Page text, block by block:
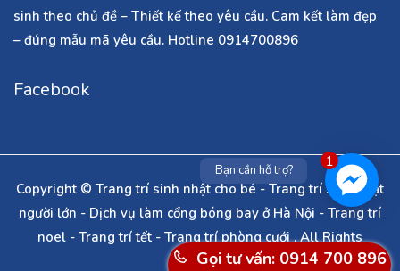
sinh theo chủ đề – Thiết kế theo yêu cầu. Cam kết làm đẹp
– đúng mẫu mã yêu cầu. Hotline 0914700896
Facebook
Copyright © Trang trí sinh nhật cho bé - Trang trí sinh nhật
người lớn - Dịch vụ làm cổng bóng bay ở Hà Nội - Trang trí
noel - Trang trí tết - Trang trí phòng cưới . All Rights
Reserved
Gọi tư vấn: 0914 700 896
1
Bạn cần hỗ trợ?